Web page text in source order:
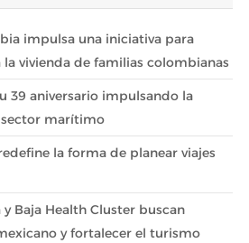
impulsa una iniciativa para
la vivienda de familias colombianas
39 aniversario impulsando la
marítimo
la forma de planear viajes
Baja Health Cluster buscan
y fortalecer el turismo